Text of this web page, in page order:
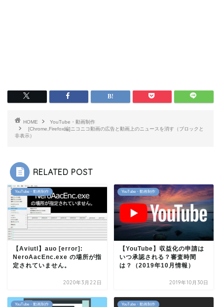
HOME
YouTube・動画制作
[Chrome,Firefox編]ニコニコ動画の広告と動画上のニュースを消す（ブロックと
非表示）
RELATED POST
YouTube・動画制作
【Aviutl】auo [error]:
NeroAacEnc.exe の場所が指
定されていません。
2020年3月22日
YouTube・動画制作
【YouTube】収益化の申請は
いつ承認される？審査時間
は？（2019年10月情報）
2019年10月30日
YouTube・動画制作 YouTube・動画制作